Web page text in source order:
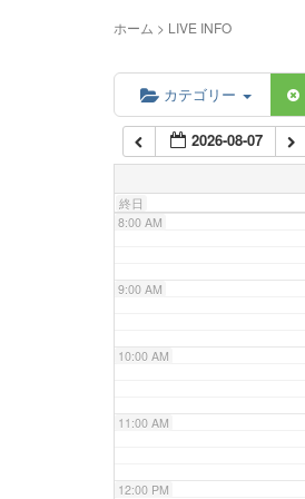
ホーム > LIVE INFO
カテゴリー
2026-08-07
終日
5:00 AM
6:00 AM
7:00 AM
8:00 AM
9:00 AM
10:00 AM
11:00 AM
12:00 PM